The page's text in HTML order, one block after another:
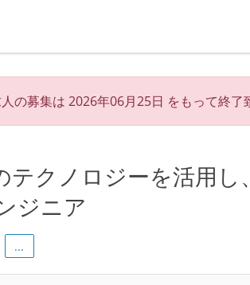
の募集は 2026年06月25日 をもって終了
テクノロジーを活用し
ジニア
...